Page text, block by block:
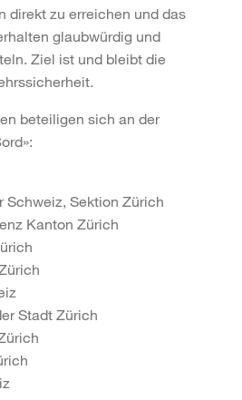
direkt zu erreichen und das
glaubwürdig und
Ziel ist und bleibt die
beteiligen sich an der
Schweiz, Sektion Zürich
Kanton Zürich
Stadt Zürich